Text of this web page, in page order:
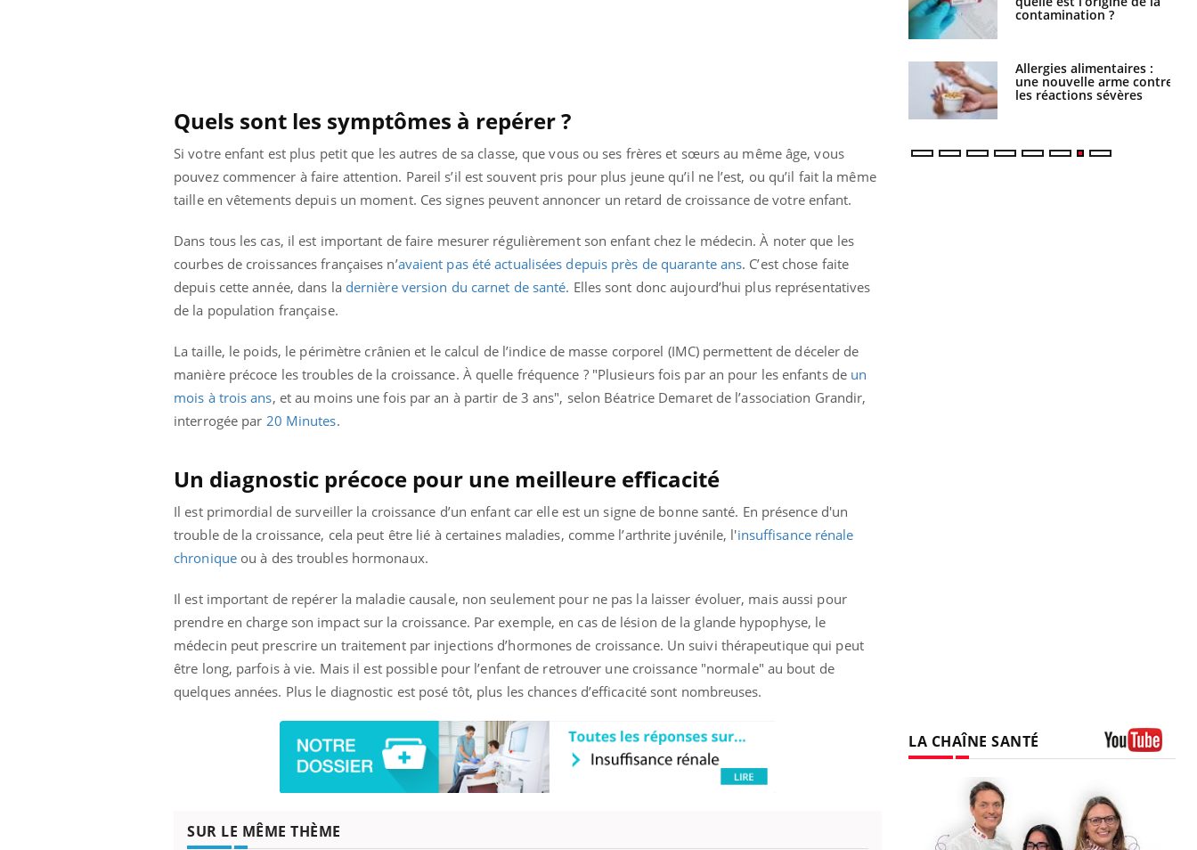
Quels sont les symptômes à repérer ?
Si votre enfant est plus petit que les autres de sa classe, que vous ou ses frères et sœurs au même âge, vous
pouvez commencer à faire attention. Pareil s’il est souvent pris pour plus jeune qu’il ne l’est, ou qu’il fait la même
taille en vêtements depuis un moment. Ces signes peuvent annoncer un retard de croissance de votre enfant.
Dans tous les cas, il est important de faire mesurer régulièrement son enfant chez le médecin. À noter que les
courbes de croissances françaises n’avaient pas été actualisées depuis près de quarante ans. C’est chose faite
depuis cette année, dans la dernière version du carnet de santé. Elles sont donc aujourd’hui plus représentatives
de la population française.
La taille, le poids, le périmètre crânien et le calcul de l’indice de masse corporel (IMC) permettent de déceler de
manière précoce les troubles de la croissance. À quelle fréquence ? "Plusieurs fois par an pour les enfants de un
mois à trois ans, et au moins une fois par an à partir de 3 ans", selon Béatrice Demaret de l’association Grandir,
interrogée par 20 Minutes.
Un diagnostic précoce pour une meilleure efficacité
Il est primordial de surveiller la croissance d’un enfant car elle est un signe de bonne santé. En présence d'un
trouble de la croissance, cela peut être lié à certaines maladies, comme l’arthrite juvénile, l'insuffisance rénale
chroniqueou à des troubles hormonaux.
Il est important de repérer la maladie causale, non seulement pour ne pas la laisser évoluer, mais aussi pour
prendre en charge son impact sur la croissance. Par exemple, en cas de lésion de la glande hypophyse, le
médecin peut prescrire un traitement par injections d’hormones de croissance. Un suivi thérapeutique qui peut
être long, parfois à vie. Mais il est possible pour l’enfant de retrouver une croissance "normale" au bout de
quelques années. Plus le diagnostic est posé tôt, plus les chances d’efficacité sont nombreuses.
SUR LE MÊME THÈME
contamination ?
Allergies alimentaires :
une nouvelle arme contre
les réactions sévères
bientôt faire
TDAH : quel est ce
traitement autorisé aux
États-Unis ?
LA CHAÎNE SANTÉ